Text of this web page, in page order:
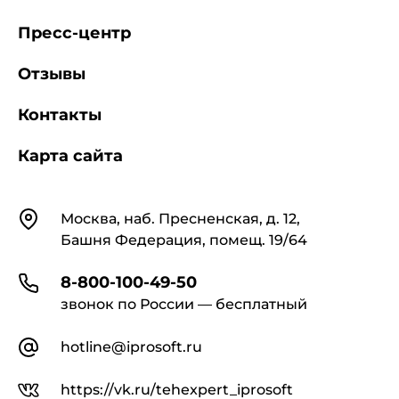
власти и органами исполнительной власти
учреждениями независимо от их
собственности, инвестирующими средства в
производящими (изготовляющими) и
поставляющими технические средства
реабилитации этих людей, а также
инвалидов и находящимися в их собственности
организациями, предприятиями и
товариществами и обществами, уставный
КонтактыМосква, наб. Пресненская, д. 12,
Башня Федерация, помещ. 19/64
8-800-100-49-50
звонок по России — бесплатный
hotline@iprosoft.ru
https://vk.ru/tehexpert_iprosoft
Пресс-центр
Отзывы
Контакты
Карта сайта